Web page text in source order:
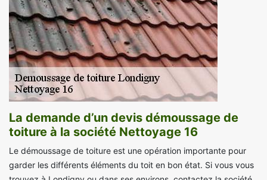
La demande d’un devis démoussage de
toiture à la société Nettoyage 16
Le démoussage de toiture est une opération importante pour
garder les différents éléments du toit en bon état. Si vous vous